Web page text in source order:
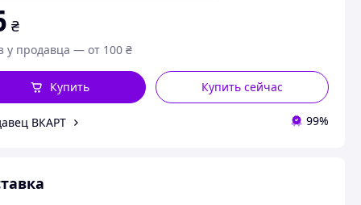
₴
у продавца — от 100 ₴
Купить сейчас
Купить
ВКАРТ 99%